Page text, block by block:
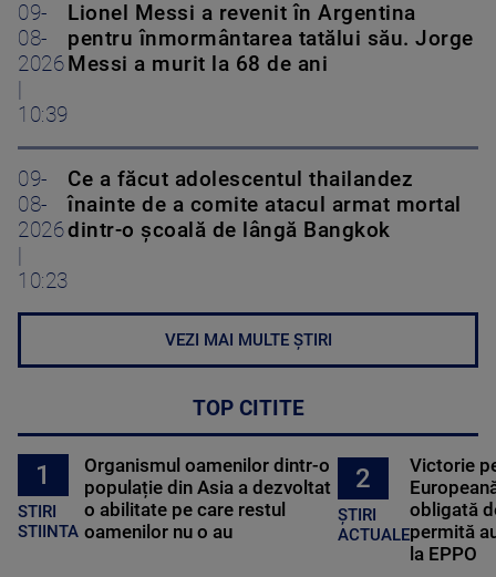
09-
08-
2026
10:39
Lionel Messi a revenit în Argentina
pentru înmormântarea tatălui său. Jorge
Messi a murit la 68 de ani
09-
08-
2026
10:23
Ce a făcut adolescentul thailandez
înainte de a comite atacul armat mortal
dintr-o școală de lângă Bangkok
VEZI MAI MULTE ȘTIRI
TOP CITITE
1
STIRI
STIINTA
Organismul oamenilor dintr-o
populație din Asia a dezvoltat
o abilitate pe care restul
oamenilor nu o au
2
ȘTIRI
ACTUALE
Victorie
obligată
permită
la EPPO